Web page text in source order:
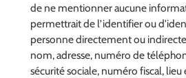
de ne mentionner aucune
permettrait de l’identifier ou
personne directement ou
nom, adresse, numéro de
sécurité sociale, numéro fiscal, lieu